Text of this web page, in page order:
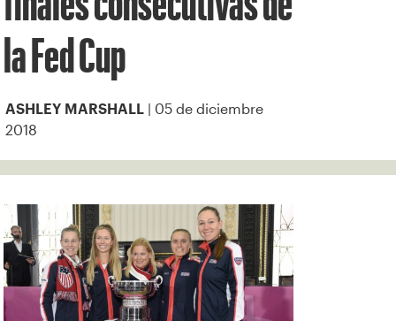
la Fed Cup
ASHLEY MARSHALL
| 05 de diciembre
2018